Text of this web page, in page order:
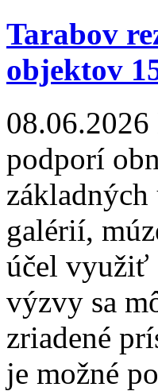
Tarabov
objektov
08.06.2026
podporí
galérií,
účel využiť
výzvy sa
zriadené
je možné